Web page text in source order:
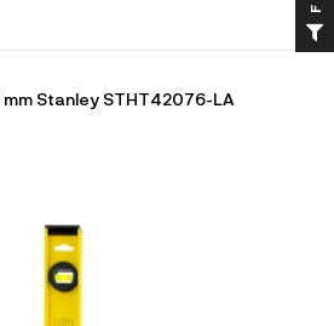
mm Stanley STHT42076-LA